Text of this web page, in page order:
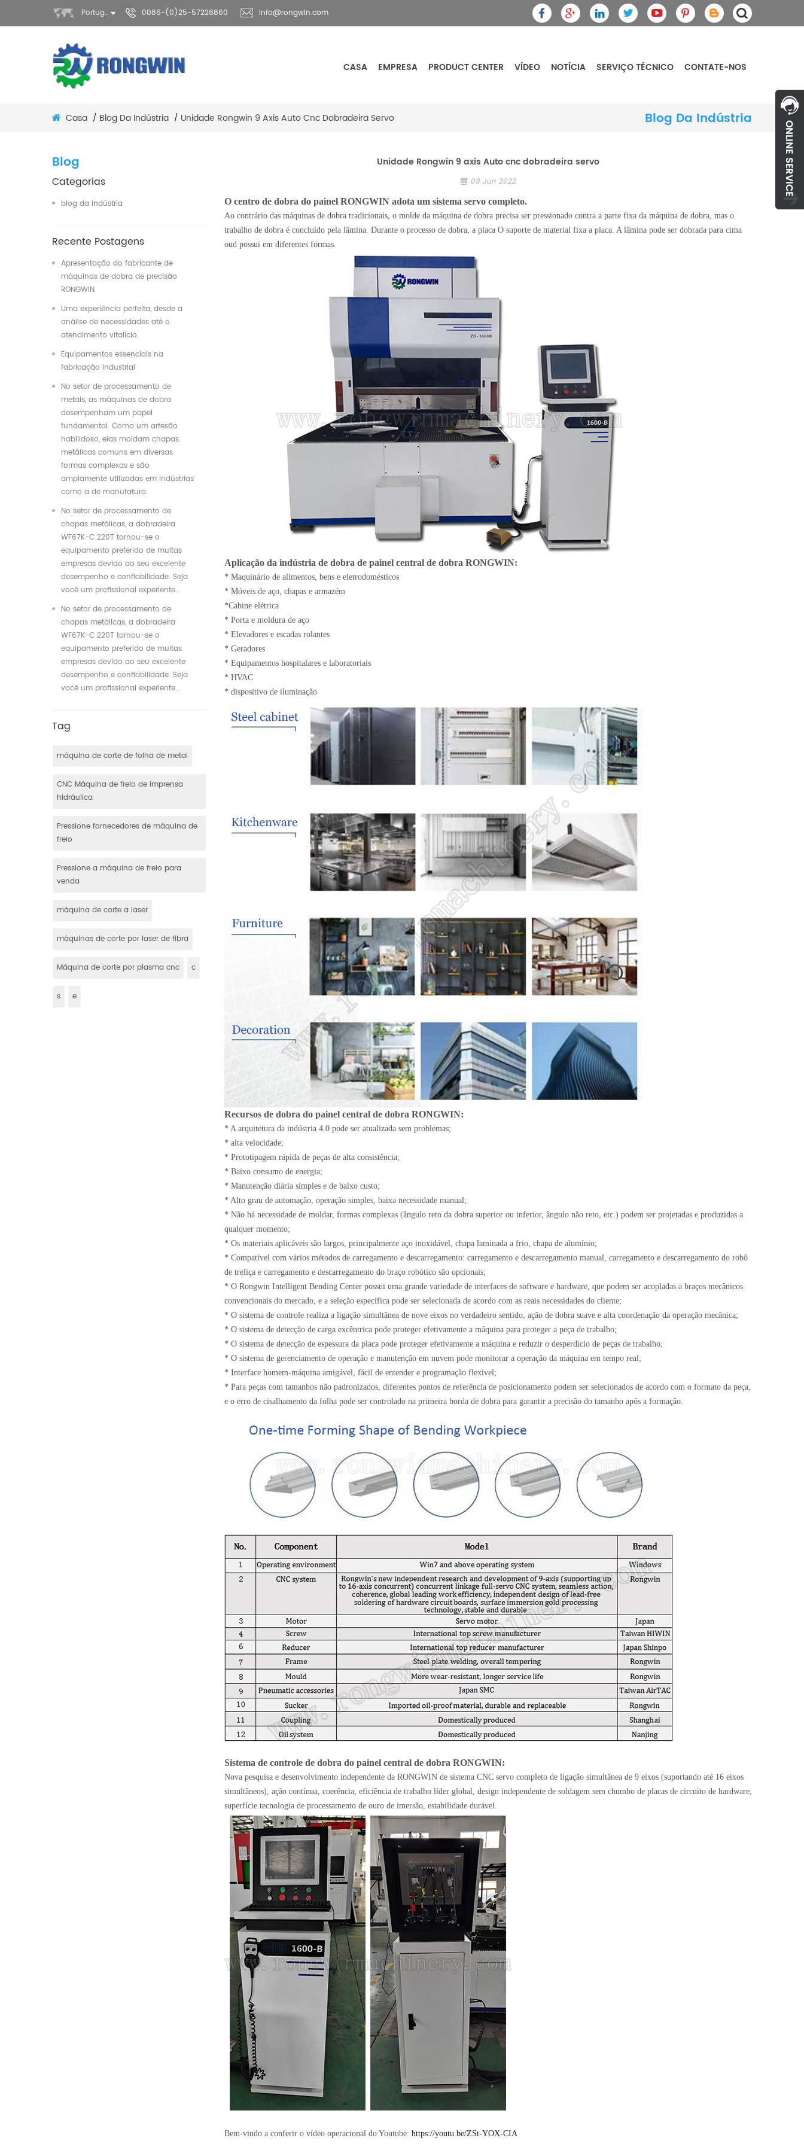
Português 0086-(0)25-57226860 info@rongwin.com
CASA EMPRESA PRODUCT CENTER VÍDEO NOTÍCIA SERVIÇO TÉCNICO CONTATE-NOS
Blog Da Indústria
Casa / Blog Da Indústria / Unidade Rongwin 9 Axis Auto Cnc Dobradeira Servo
Blog
Categorias
blog da indústria
Recente Postagens
Apresentação do fabricante de
máquinas de dobra de precisão
RONGWIN
Uma experiência perfeita, desde a
análise de necessidades até o
atendimento vitalício.
Equipamentos essenciais na
fabricação industrial
No setor de processamento de
metais, as máquinas de dobra
desempenham um papel
fundamental. Como um artesão
habilidoso, elas moldam chapas
metálicas comuns em diversas
formas complexas e são
amplamente utilizadas em indústrias
como a de manufatura.
No setor de processamento de
chapas metálicas, a dobradeira
WF67K-C 220T tornou-se o
equipamento preferido de muitas
empresas devido ao seu excelente
desempenho e confiabilidade. Seja
você um profissional experiente...
No setor de processamento de
chapas metálicas, a dobradeira
WF67K-C 220T tornou-se o
equipamento preferido de muitas
empresas devido ao seu excelente
desempenho e confiabilidade. Seja
você um profissional experiente...
Tag
máquina de corte de folha de metal
CNC Máquina de freio de imprensa
hidráulica
Pressione fornecedores de máquina de
freio
Pressione a máquina de freio para
venda
máquina de corte a laser
máquinas de corte por laser de fibra
Máquina de corte por plasma cnc c
s e
Unidade Rongwin 9 axis Auto cnc dobradeira servo
08 Jun 2022
O centro de dobra do painel RONGWIN adota um sistema servo completo.
Ao contrário das máquinas de dobra tradicionais, o molde da máquina de dobra precisa ser pressionado contra a parte fixa da máquina de dobra, mas o
trabalho de dobra é concluído pela lâmina. Durante o processo de dobra, a placa O suporte de material fixa a placa. A lâmina pode ser dobrada para cima
oud possui em diferentes formas.
Aplicação da indústria de dobra de painel central de dobra RONGWIN:
* Maquinário de alimentos, bens e eletrodomésticos
* Móveis de aço, chapas e armazém
*Cabine elétrica
* Porta e moldura de aço
* Elevadores e escadas rolantes
* Geradores
* Equipamentos hospitalares e laboratoriais
* HVAC
* dispositivo de iluminação
Recursos de dobra do painel central de dobra RONGWIN:
* A arquitetura da indústria 4.0 pode ser atualizada sem problemas;
* alta velocidade;
* Prototipagem rápida de peças de alta consistência;
* Baixo consumo de energia;
* Manutenção diária simples e de baixo custo;
* Alto grau de automação, operação simples, baixa necessidade manual;
* Não há necessidade de moldar, formas complexas (ângulo reto da dobra superior ou inferior, ângulo não reto, etc.) podem ser projetadas e produzidas a
qualquer momento;
* Os materiais aplicáveis ​​são largos, principalmente aço inoxidável, chapa laminada a frio, chapa de alumínio;
* Compatível com vários métodos de carregamento e descarregamento: carregamento e descarregamento manual, carregamento e descarregamento do robô
de treliça e carregamento e descarregamento do braço robótico são opcionais;
* O Rongwin Intelligent Bending Center possui uma grande variedade de interfaces de software e hardware, que podem ser acopladas a braços mecânicos
convencionais do mercado, e a seleção específica pode ser selecionada de acordo com as reais necessidades do cliente;
* O sistema de controle realiza a ligação simultânea de nove eixos no verdadeiro sentido, ação de dobra suave e alta coordenação da operação mecânica;
* O sistema de detecção de carga excêntrica pode proteger efetivamente a máquina para proteger a peça de trabalho;
* O sistema de detecção de espessura da placa pode proteger efetivamente a máquina e reduzir o desperdício de peças de trabalho;
* O sistema de gerenciamento de operação e manutenção em nuvem pode monitorar a operação da máquina em tempo real;
* Interface homem-máquina amigável, fácil de entender e programação flexível;
* Para peças com tamanhos não padronizados, diferentes pontos de referência de posicionamento podem ser selecionados de acordo com o formato da peça,
e o erro de cisalhamento da folha pode ser controlado na primeira borda de dobra para garantir a precisão do tamanho após a formação.
Sistema de controle de dobra do painel central de dobra RONGWIN:
Nova pesquisa e desenvolvimento independente da RONGWIN de sistema CNC servo completo de ligação simultânea de 9 eixos (suportando até 16 eixos
simultâneos), ação contínua, coerência, eficiência de trabalho líder global, design independente de soldagem sem chumbo de placas de circuito de hardware,
superfície tecnologia de processamento de ouro de imersão, estabilidade durável.
Bem-vindo a conferir o vídeo operacional do Youtube: https://youtu.be/ZSt-YOX-CIA